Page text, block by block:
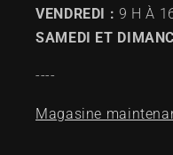
VENDREDI : 9 H À
SAMEDI ET
----
Magasine